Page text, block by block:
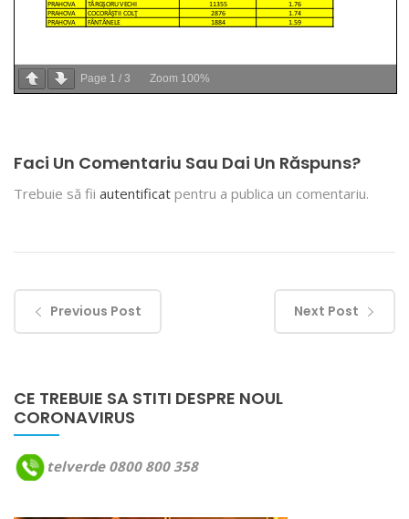
Page 1 / 3 Zoom 100%
Faci Un Comentariu Sau Dai Un Răspuns?
Trebuie să fii autentificat pentru a publica un comentariu.
Previous Post Next Post
CE TREBUIE SA STITI DESPRE NOUL
CORONAVIRUS
telverde 0800 800 358